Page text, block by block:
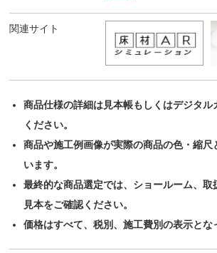
関連サイト
商品仕様の詳細は見本帳もしくはデジタル
ください。
商品や施工例画像が実際の商品の色・縮尺
います。
最終的な商品選定では、ショールーム、取
見本をご確認ください。
価格はすべて、税別、施工費別の表示とな